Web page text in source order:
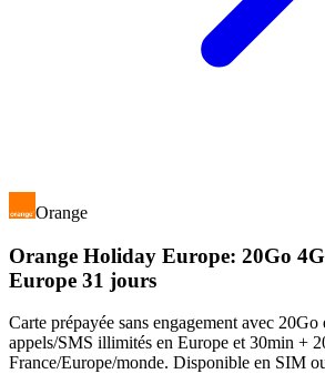
Orange
Orange Holiday Europe: 20Go
Europe 31 jours
Carte prépayée sans engagement avec
appels/SMS illimités en Europe et 30min +
France/Europe/monde. Disponible en SIM